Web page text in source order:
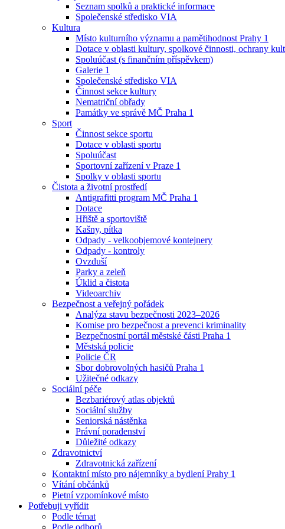
Seznam spolků a praktické informace
Společenské středisko VIA
Kultura
Místo kulturního významu a pamětihodnost Prahy 1
Dotace v oblasti kultury, spolkové činnosti, ochrany
Spoluúčast (s finančním příspěvkem)
Galerie 1
Společenské středisko VIA
Činnost sekce kultury
Nematriční obřady
Památky ve správě MČ Praha 1
Sport
Činnost sekce sportu
Dotace v oblasti sportu
Spoluúčast
Sportovní zařízení v Praze 1
Spolky v oblasti sportu
Čistota a životní prostředí
Antigrafitti program MČ Praha 1
Dotace
Hřiště a sportoviště
Kašny, pítka
Odpady - velkoobjemové kontejnery
Odpady - kontroly
Ovzduší
Parky a zeleň
Úklid a čistota
Videoarchiv
Bezpečnost a veřejný pořádek
Analýza stavu bezpečnosti 2023–2026
Komise pro bezpečnost a prevenci kriminality
Bezpečnostní portál městské části Praha 1
Městská policie
Policie ČR
Sbor dobrovolných hasičů Praha 1
Užitečné odkazy
Sociální péče
Bezbariérový atlas objektů
Sociální služby
Seniorská nástěnka
Právní poradenství
Důležité odkazy
Zdravotnictví
Zdravotnická zařízení
Kontaktní místo pro nájemníky a bydlení Prahy 1
Vítání občánků
Pietní vzpomínkové místo
Potřebuji vyřídit
Podle témat